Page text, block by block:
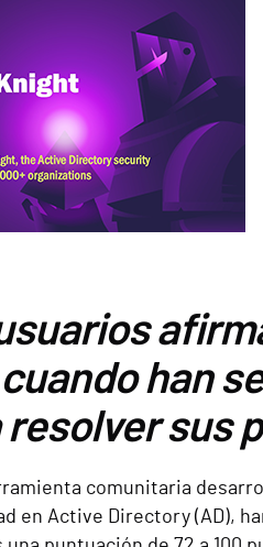
han
sus
comunitaria
en Active Directory (AD),